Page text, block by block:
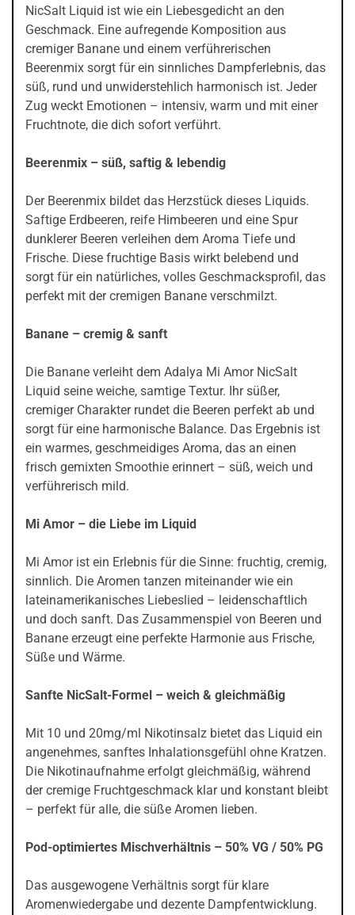
NicSalt Liquid ist wie ein Liebesgedicht an den
Geschmack. Eine aufregende Komposition aus
cremiger Banane und einem verführerischen
Beerenmix sorgt für ein sinnliches Dampferlebnis, das
süß, rund und unwiderstehlich harmonisch ist. Jeder
Zug weckt Emotionen – intensiv, warm und mit einer
Fruchtnote, die dich sofort verführt.
Beerenmix – süß, saftig & lebendig
Der Beerenmix bildet das Herzstück dieses Liquids.
Saftige Erdbeeren, reife Himbeeren und eine Spur
dunklerer Beeren verleihen dem Aroma Tiefe und
Frische. Diese fruchtige Basis wirkt belebend und
sorgt für ein natürliches, volles Geschmacksprofil, das
perfekt mit der cremigen Banane verschmilzt.
Banane – cremig & sanft
Die Banane verleiht dem Adalya Mi Amor NicSalt
Liquid seine weiche, samtige Textur. Ihr süßer,
cremiger Charakter rundet die Beeren perfekt ab und
sorgt für eine harmonische Balance. Das Ergebnis ist
ein warmes, geschmeidiges Aroma, das an einen
frisch gemixten Smoothie erinnert – süß, weich und
verführerisch mild.
Mi Amor – die Liebe im Liquid
Mi Amor ist ein Erlebnis für die Sinne: fruchtig, cremig,
sinnlich. Die Aromen tanzen miteinander wie ein
lateinamerikanisches Liebeslied – leidenschaftlich
und doch sanft. Das Zusammenspiel von Beeren und
Banane erzeugt eine perfekte Harmonie aus Frische,
Süße und Wärme.
Sanfte NicSalt-Formel – weich & gleichmäßig
Mit 10 und 20mg/ml Nikotinsalz bietet das Liquid ein
angenehmes, sanftes Inhalationsgefühl ohne Kratzen.
Die Nikotinaufnahme erfolgt gleichmäßig, während
der cremige Fruchtgeschmack klar und konstant bleibt
– perfekt für alle, die süße Aromen lieben.
Pod-optimiertes Mischverhältnis – 50% VG / 50% PG
Das ausgewogene Verhältnis sorgt für klare
Aromenwiedergabe und dezente Dampfentwicklung.